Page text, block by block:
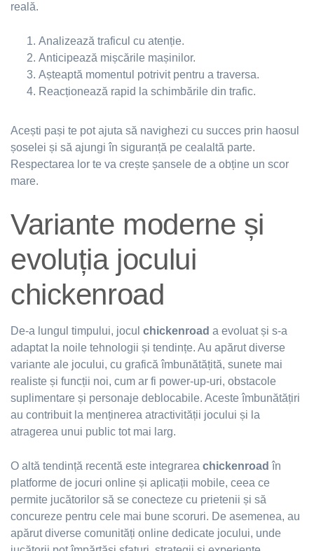
reală.
Analizează traficul cu atenție.
Anticipează mișcările mașinilor.
Așteaptă momentul potrivit pentru a traversa.
Reacționează rapid la schimbările din trafic.
Acești pași te pot ajuta să navighezi cu succes prin haosul
șoselei și să ajungi în siguranță pe cealaltă parte.
Respectarea lor te va crește șansele de a obține un scor
mare.
Variante moderne și
evoluția jocului
chickenroad
De-a lungul timpului, jocul chickenroad a evoluat și s-a
adaptat la noile tehnologii și tendințe. Au apărut diverse
variante ale jocului, cu grafică îmbunătățită, sunete mai
realiste și funcții noi, cum ar fi power-up-uri, obstacole
suplimentare și personaje deblocabile. Aceste îmbunătățiri
au contribuit la menținerea atractivității jocului și la
atragerea unui public tot mai larg.
O altă tendință recentă este integrarea chickenroad în
platforme de jocuri online și aplicații mobile, ceea ce
permite jucătorilor să se conecteze cu prietenii și să
concureze pentru cele mai bune scoruri. De asemenea, au
apărut diverse comunități online dedicate jocului, unde